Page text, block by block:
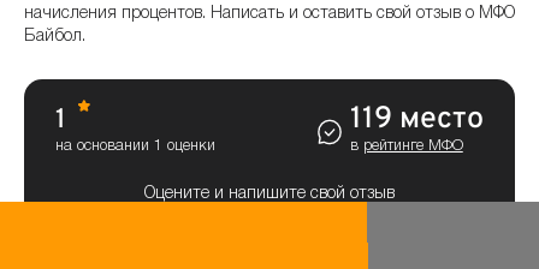
начисления процентов. Написать и оставить свой отзыв о МФО
Байбол.
1
на основании 1 оценки
119 место
в рейтинге МФО
Оцените и напишите свой отзыв